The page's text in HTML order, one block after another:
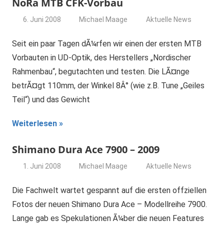
NoRa MTB CFK-Vorbau
6. Juni 2008 Michael Maage Aktuelle News
Seit ein paar Tagen dÃ¼rfen wir einen der ersten MTB
Vorbauten in UD-Optik, des Herstellers „Nordischer
Rahmenbau“, begutachten und testen. Die LÃ¤nge
betrÃ¤gt 110mm, der Winkel 8Â° (wie z.B. Tune „Geiles
Teil“) und das Gewicht
Weiterlesen
Shimano Dura Ace 7900 – 2009
1. Juni 2008 Michael Maage Aktuelle News
Die Fachwelt wartet gespannt auf die ersten offziellen
Fotos der neuen Shimano Dura Ace – Modellreihe 7900.
Lange gab es Spekulationen Ã¼ber die neuen Features